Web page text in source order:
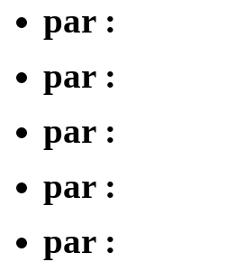
par :
par :
par :
par :
par :